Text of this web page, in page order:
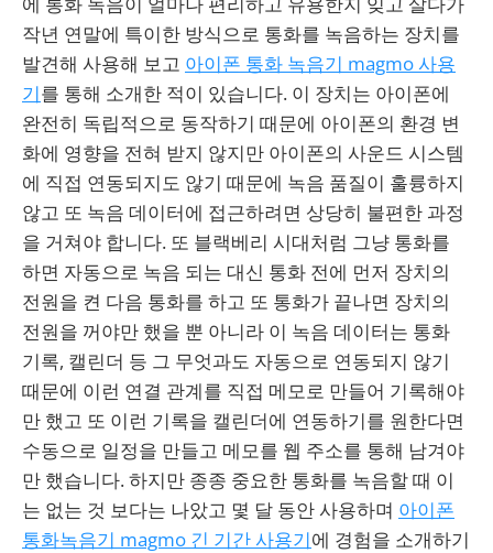
작년 연말에 특이한 방식으로 통화를 녹음하는 장치를
발견해 사용해 보고 아이폰 통화 녹음기 magmo 사용
기를 통해 소개한 적이 있습니다. 이 장치는 아이폰에
완전히 독립적으로 동작하기 때문에 아이폰의 환경 변
화에 영향을 전혀 받지 않지만 아이폰의 사운드 시스템
에 직접 연동되지도 않기 때문에 녹음 품질이 훌륭하지
않고 또 녹음 데이터에 접근하려면 상당히 불편한 과정
을 거쳐야 합니다. 또 블랙베리 시대처럼 그냥 통화를
하면 자동으로 녹음 되는 대신 통화 전에 먼저 장치의
전원을 켠 다음 통화를 하고 또 통화가 끝나면 장치의
전원을 꺼야만 했을 뿐 아니라 이 녹음 데이터는 통화
기록, 캘린더 등 그 무엇과도 자동으로 연동되지 않기
때문에 이런 연결 관계를 직접 메모로 만들어 기록해야
만 했고 또 이런 기록을 캘린더에 연동하기를 원한다면
수동으로 일정을 만들고 메모를 웹 주소를 통해 남겨야
만 했습니다. 하지만 종종 중요한 통화를 녹음할 때 이
는 없는 것 보다는 나았고 몇 달 동안 사용하며 아이폰
통화녹음기 magmo 긴 기간 사용기에 경험을 소개하기